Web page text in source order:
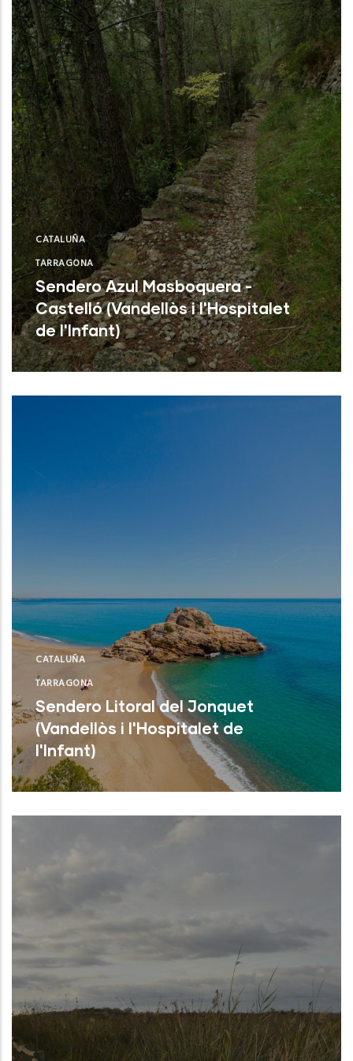
CATALUÑA
TARRAGONA
Sendero Azul Masboquera -
Castelló (Vandellòs i l'Hospitalet
de l'Infant)
CATALUÑA
TARRAGONA
Sendero Litoral del Jonquet
(Vandellòs i l'Hospitalet de
l'Infant)
Leer Más